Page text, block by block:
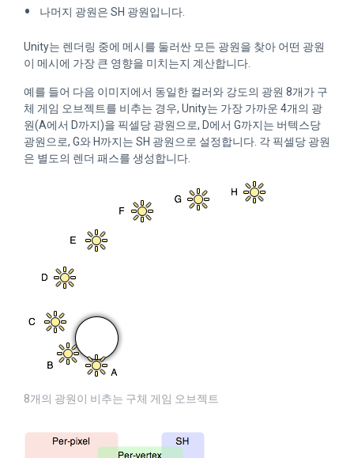
나머지 광원은 SH 광원입니다.
Unity는 렌더링 중에 메시를 둘러싼 모든 광원을 찾아 어떤 광원
이 메시에 가장 큰 영향을 미치는지 계산합니다.
예를 들어 다음 이미지에서 동일한 컬러와 강도의 광원 8개가 구
체 게임 오브젝트를 비추는 경우, Unity는 가장 가까운 4개의 광
원(A에서 D까지)을 픽셀당 광원으로, D에서 G까지는 버텍스당
광원으로, G와 H까지는 SH 광원으로 설정합니다. 각 픽셀당 광원
은 별도의 렌더 패스를 생성합니다.
8개의 광원이 비추는 구체 게임 오브젝트